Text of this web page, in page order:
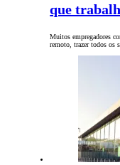
que
Muitos empregadores
remoto, trazer todos os